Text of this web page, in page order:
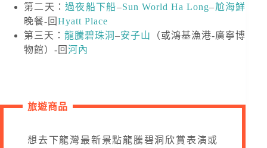
第二天：過夜船下船–Sun World Ha Long–尬海鮮
晚餐-回 Hyatt Place
第三天：龍騰碧珠洞–安子山
（或鴻基漁港-廣寧博
物館）-回 河內
旅遊商品
想去下龍灣最新景點龍騰碧洞欣賞表演或